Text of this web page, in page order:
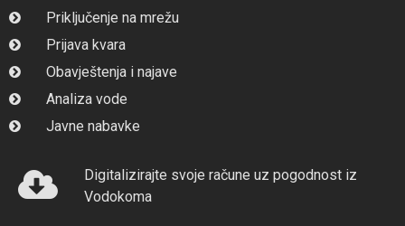
Priključenje na mrežu
Prijava kvara
Obavještenja i najave
Analiza vode
Javne nabavke
Digitalizirajte svoje račune uz pogodnost iz
Vodokoma